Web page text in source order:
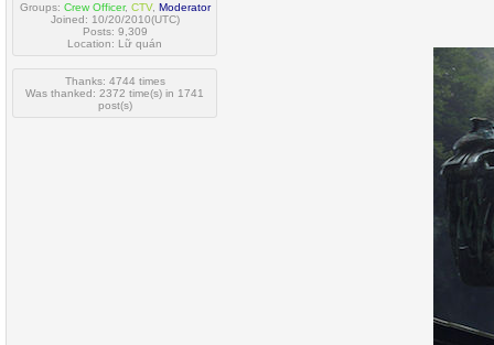
Groups: Crew Officer, CTV, Moderator
Joined: 10/20/2010(UTC)
Posts: 9,309
Location: Lữ quán
Thanks: 4744 times
Was thanked: 2372 time(s) in 1741
post(s)